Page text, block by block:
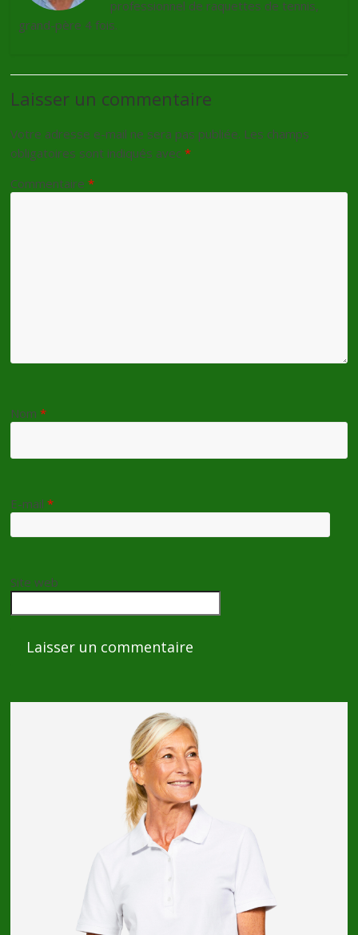
professionnel de raquettes de tennis,
grand-père 4 fois.
Laisser un commentaire
Votre adresse e-mail ne sera pas publiée. Les champs
obligatoires sont indiqués avec*
Commentaire*
Nom*
E-mail*
Site web